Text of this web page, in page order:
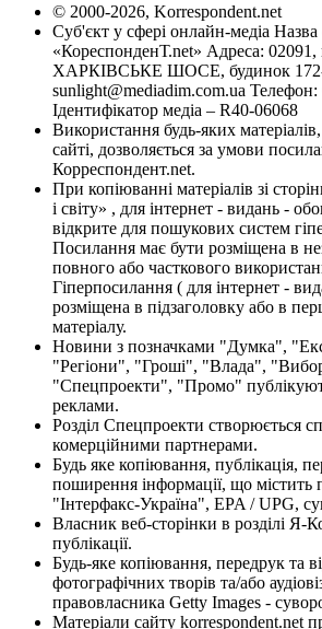
© 2000-2026, Korrespondent.net
Суб'єкт у сфері онлайн-медіа
«КореспонденТ.net» Адреса: 02091,
ХАРКІВСЬКЕ ШОСЕ, будинок 172-
sunlight@mediadim.com.ua Телефон:
Ідентифікатор медіа – R40-06068
Використання будь-яких
сайті, дозволяється за умови
Корреспондент.net.
При копіюванні матеріалів зі
і світу» , для інтернет - видань -
відкрите для пошукових систем
Посилання має бути розміщена в
повного або часткового
Гіперпосилання ( для інтернет -
розміщена в підзаголовку або в
матеріалу.
Новини з позначками "Думка",
"Регіони", "Гроші", "Влада",
"Спецпроекти", "Промо"
реклами.
Розділ Спецпроекти створюється
комерційними партнерами.
Будь яке копіювання, публікація,
поширення інформації, що містить
"Інтерфакс-Україна", EPA / UPG,
Власник веб-сторінки в розділі Я-
публікації.
Будь-яке копіювання, передрук та
фотографічних творів та/або
правовласника Getty Images -
Матеріали сайту korrespondent.net